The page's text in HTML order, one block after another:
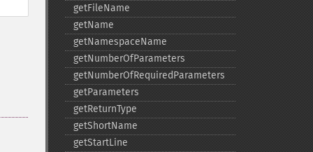
getFileName
getName
getNamespaceName
getNumberOfParameters
getNumberOfRequiredParameters
getParameters
getReturnType
getShortName
getStartLine